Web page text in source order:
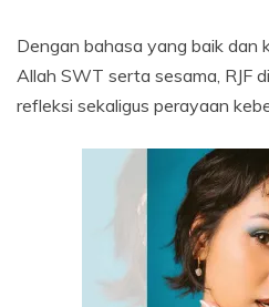
Dengan bahasa yang baik dan
Allah SWT serta sesama, RJF
refleksi sekaligus perayaan